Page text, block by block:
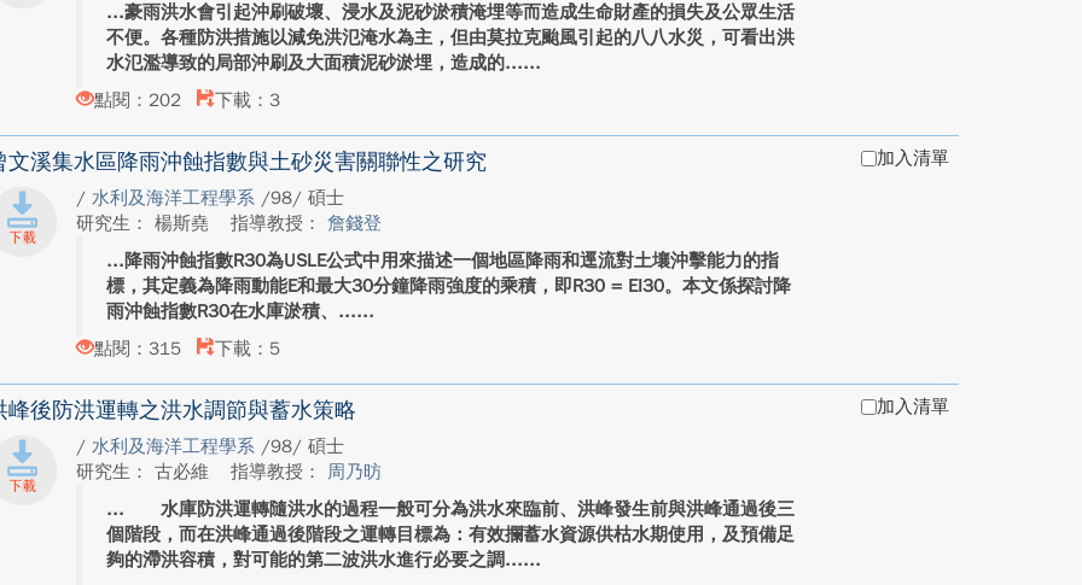
豪雨洪水會引起沖刷破壞、浸水及泥砂淤積淹埋等而造成生命財產的損失及公眾生活
不便。各種防洪措施以減免洪氾淹水為主，但由莫拉克颱風引起的八八水災，可看出洪
水氾濫導致的局部沖刷及大面積泥砂淤埋，造成的...
點閱：202
下載：3
文溪集水區降雨沖蝕指數與土砂災害關聯性之研究
/水利及海洋工程學系 /98/ 碩士
研究生： 楊斯堯
指導教授：詹錢登
降雨沖蝕指數R30為USLE公式中用來描述一個地區降雨和逕流對土壤沖擊能力的指
標，其定義為降雨動能E和最大30分鐘降雨強度的乘積，即R30 = EI30。本文係探討降
雨沖蝕指數R30在水庫淤積、...
點閱：315
下載：5
加入清單
峰後防洪運轉之洪水調節與蓄水策略
/水利及海洋工程學系 /98/ 碩士
研究生： 古必維
指導教授： 周乃昉
水庫防洪運轉隨洪水的過程一般可分為洪水來臨前、洪峰發生前與洪峰通過後三
個階段，而在洪峰通過後階段之運轉目標為：有效攔蓄水資源供枯水期使用，及預備足
夠的滯洪容積，對可能的第二波洪水進行必要之調...
加入清單